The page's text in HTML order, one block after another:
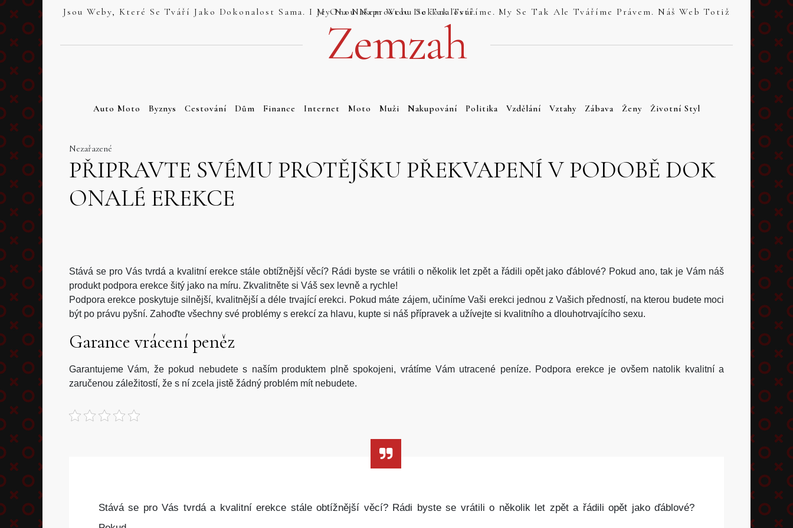
Jsou Weby, Které Se Tváří Jako Dokonalost Sama. I My Na Našem Webu Se Tak Tváříme. My Se Tak Ale Tváříme Právem. Náš Web Totiž Je Onou Naprostou Dokonalostí.
Zemzah
Auto Moto Byznys Cestování Dům Finance Internet Moto Muži Nakupování Politika Vzdělání Vztahy Zábava Ženy Životní Styl
Nezařazené
PŘIPRAVTE SVÉMU PROTĚJŠKU PŘEKVAPENÍ V PODOBĚ DOK
ONALÉ EREKCE
Stává se pro Vás tvrdá a kvalitní erekce stále obtížnější věcí? Rádi byste se vrátili o několik let zpět a řádili opět jako ďáblové? Pokud ano, tak je Vám náš
produkt podpora erekce šitý jako na míru. Zkvalitněte si Váš sex levně a rychle!
Podpora erekce poskytuje silnější, kvalitnější a déle trvající erekci. Pokud máte zájem, učiníme Vaši erekci jednou z Vašich předností, na kterou budete moci
být po právu pyšní. Zahoďte všechny své problémy s erekcí za hlavu, kupte si náš přípravek a užívejte si kvalitního a dlouhotrvajícího sexu.
Garance vrácení peněz
Garantujeme Vám, že pokud nebudete s naším produktem plně spokojeni, vrátíme Vám utracené peníze. Podpora erekce je ovšem natolik kvalitní a
zaručenou záležitostí, že s ní zcela jistě žádný problém mít nebudete.
Stává se pro Vás tvrdá a kvalitní erekce stále obtížnější věcí? Rádi byste se vrátili o několik let zpět a řádili opět jako ďáblové?